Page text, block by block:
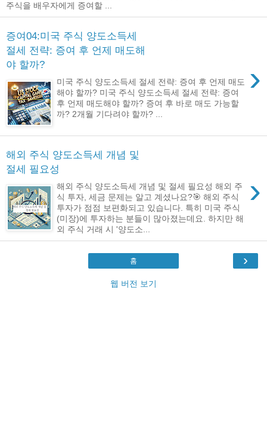
주식을 배우자에게 증여할 ...
증여04:미국 주식 양도소득세
절세 전략: 증여 후 언제 매도해
야 할까?
›
미국 주식 양도소득세 절세 전략: 증여 후 언제 매도
해야 할까? 미국 주식 양도소득세 절세 전략: 증여
후 언제 매도해야 할까? 증여 후 바로 매도 가능할
까? 2개월 기다려야 할까? ...
해외 주식 양도소득세 개념 및
절세 필요성
›
해외 주식 양도소득세 개념 및 절세 필요성 해외 주
식 투자, 세금 문제는 알고 계셨나요?🎯 해외 주식
투자가 점점 보편화되고 있습니다. 특히 미국 주식
(미장)에 투자하는 분들이 많아졌는데요. 하지만 해
외 주식 거래 시 '양도소...
›
홈
웹 버전 보기